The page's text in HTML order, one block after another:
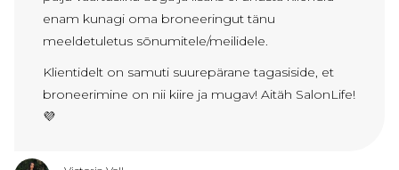
enam kunagi oma broneeringut tänu
meeldetuletus sõnumitele/meilidele.
Klientidelt on samuti suurepärane tagasiside, et
broneerimine on nii kiire ja mugav! Aitäh SalonLife!
💜